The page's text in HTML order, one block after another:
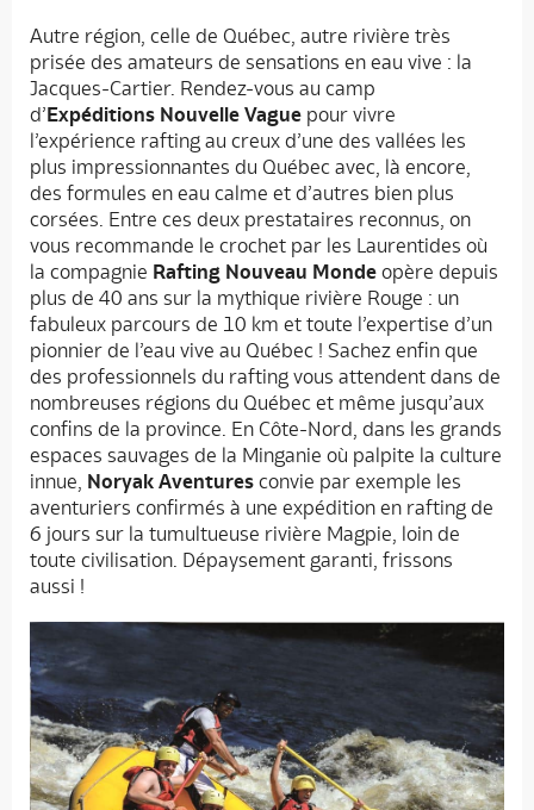
Autre région, celle de Québec, autre rivière très
prisée des amateurs de sensations en eau vive : la
Jacques-Cartier. Rendez-vous au camp
d’Expéditions Nouvelle Vague pour vivre
l’expérience rafting au creux d’une des vallées les
plus impressionnantes du Québec avec, là encore,
des formules en eau calme et d’autres bien plus
corsées. Entre ces deux prestataires reconnus, on
vous recommande le crochet par les Laurentides où
la compagnie Rafting Nouveau Monde opère depuis
plus de 40 ans sur la mythique rivière Rouge : un
fabuleux parcours de 10 km et toute l’expertise d’un
pionnier de l’eau vive au Québec ! Sachez enfin que
des professionnels du rafting vous attendent dans de
nombreuses régions du Québec et même jusqu’aux
confins de la province. En Côte-Nord, dans les grands
espaces sauvages de la Minganie où palpite la culture
innue, Noryak Aventures convie par exemple les
aventuriers confirmés à une expédition en rafting de
6 jours sur la tumultueuse rivière Magpie, loin de
toute civilisation. Dépaysement garanti, frissons
aussi !